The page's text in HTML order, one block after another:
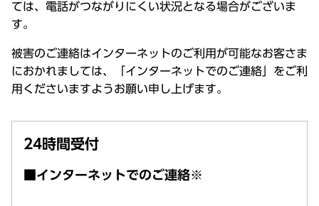
ては、電話がつながりにくい状況となる場合がございま
す。
被害のご連絡はインターネットのご利用が可能なお客さま
におかれましては、「インターネットでのご連絡」をご利
用くださいますようお願い申し上げます。
24時間受付
■インターネットでのご連絡※